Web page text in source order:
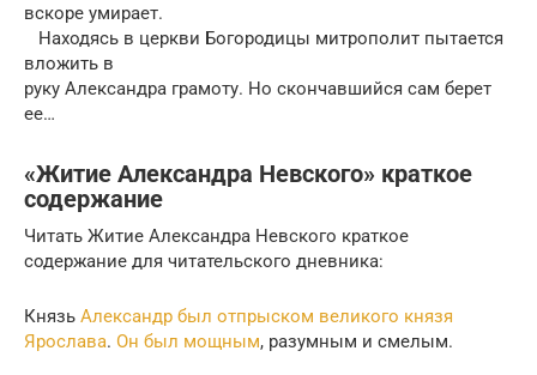
вскоре умирает.
Находясь в церкви Богородицы митрополит пытается
вложить в
руку Александра грамоту. Но скончавшийся сам берет
ее…
«Житие Александра Невского» краткое
содержание
Читать Житие Александра Невского краткое
содержание для читательского дневника:
Князь Александр был отпрыском великого князя
Ярослава. Он был мощным, разумным и смелым.